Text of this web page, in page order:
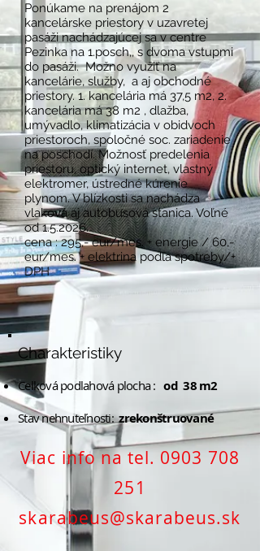
Ponúkame na prenájom 2
kancelárske priestory v uzavretej
pasáži nachádzajúcej sa v centre
Pezinka na 1.posch,, s dvoma vstupmi
do pasáži. Možno využiť na
kancelárie, služby, a aj obchodné
priestory. 1. kancelária má 37,5 m2, 2.
kancelária má 38 m2 , dlažba,
umývadlo, klimatizácia v obidvoch
priestoroch, spoločné soc. zariadenie
na poschodí. Možnosť predelenia
priestoru, optický internet, vlastný
elektromer, ústredné kúrenie
plynom. V blízkosti sa nachádza
vlaková aj autobusová stanica. Voľné
od 1.5.2026.
cena : 295,- eur/mes. + energie / 60,-
eur/mes. + elektrina podľa spotreby/+
DPH
Charakteristiky
Celková podlahová plocha :od 38m2
Stav nehnuteľnosti:zrekonštruované
Viac info na tel. 0903 708
251
skarabeus@skarabeus.sk